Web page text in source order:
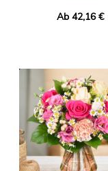
Ab 42,16 €